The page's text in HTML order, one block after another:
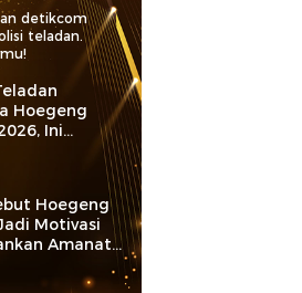
detikcom
teladan.
Hoegeng
Ini
dan Kiprahnya
Hoegeng
Motivasi
Amanat